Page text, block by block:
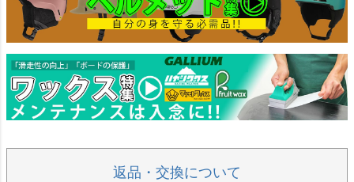
返品・交換について